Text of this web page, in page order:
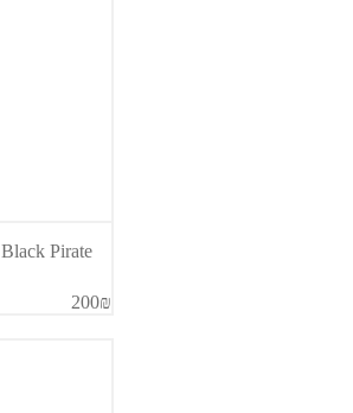
Black Pirate מגן מיטה
200₪